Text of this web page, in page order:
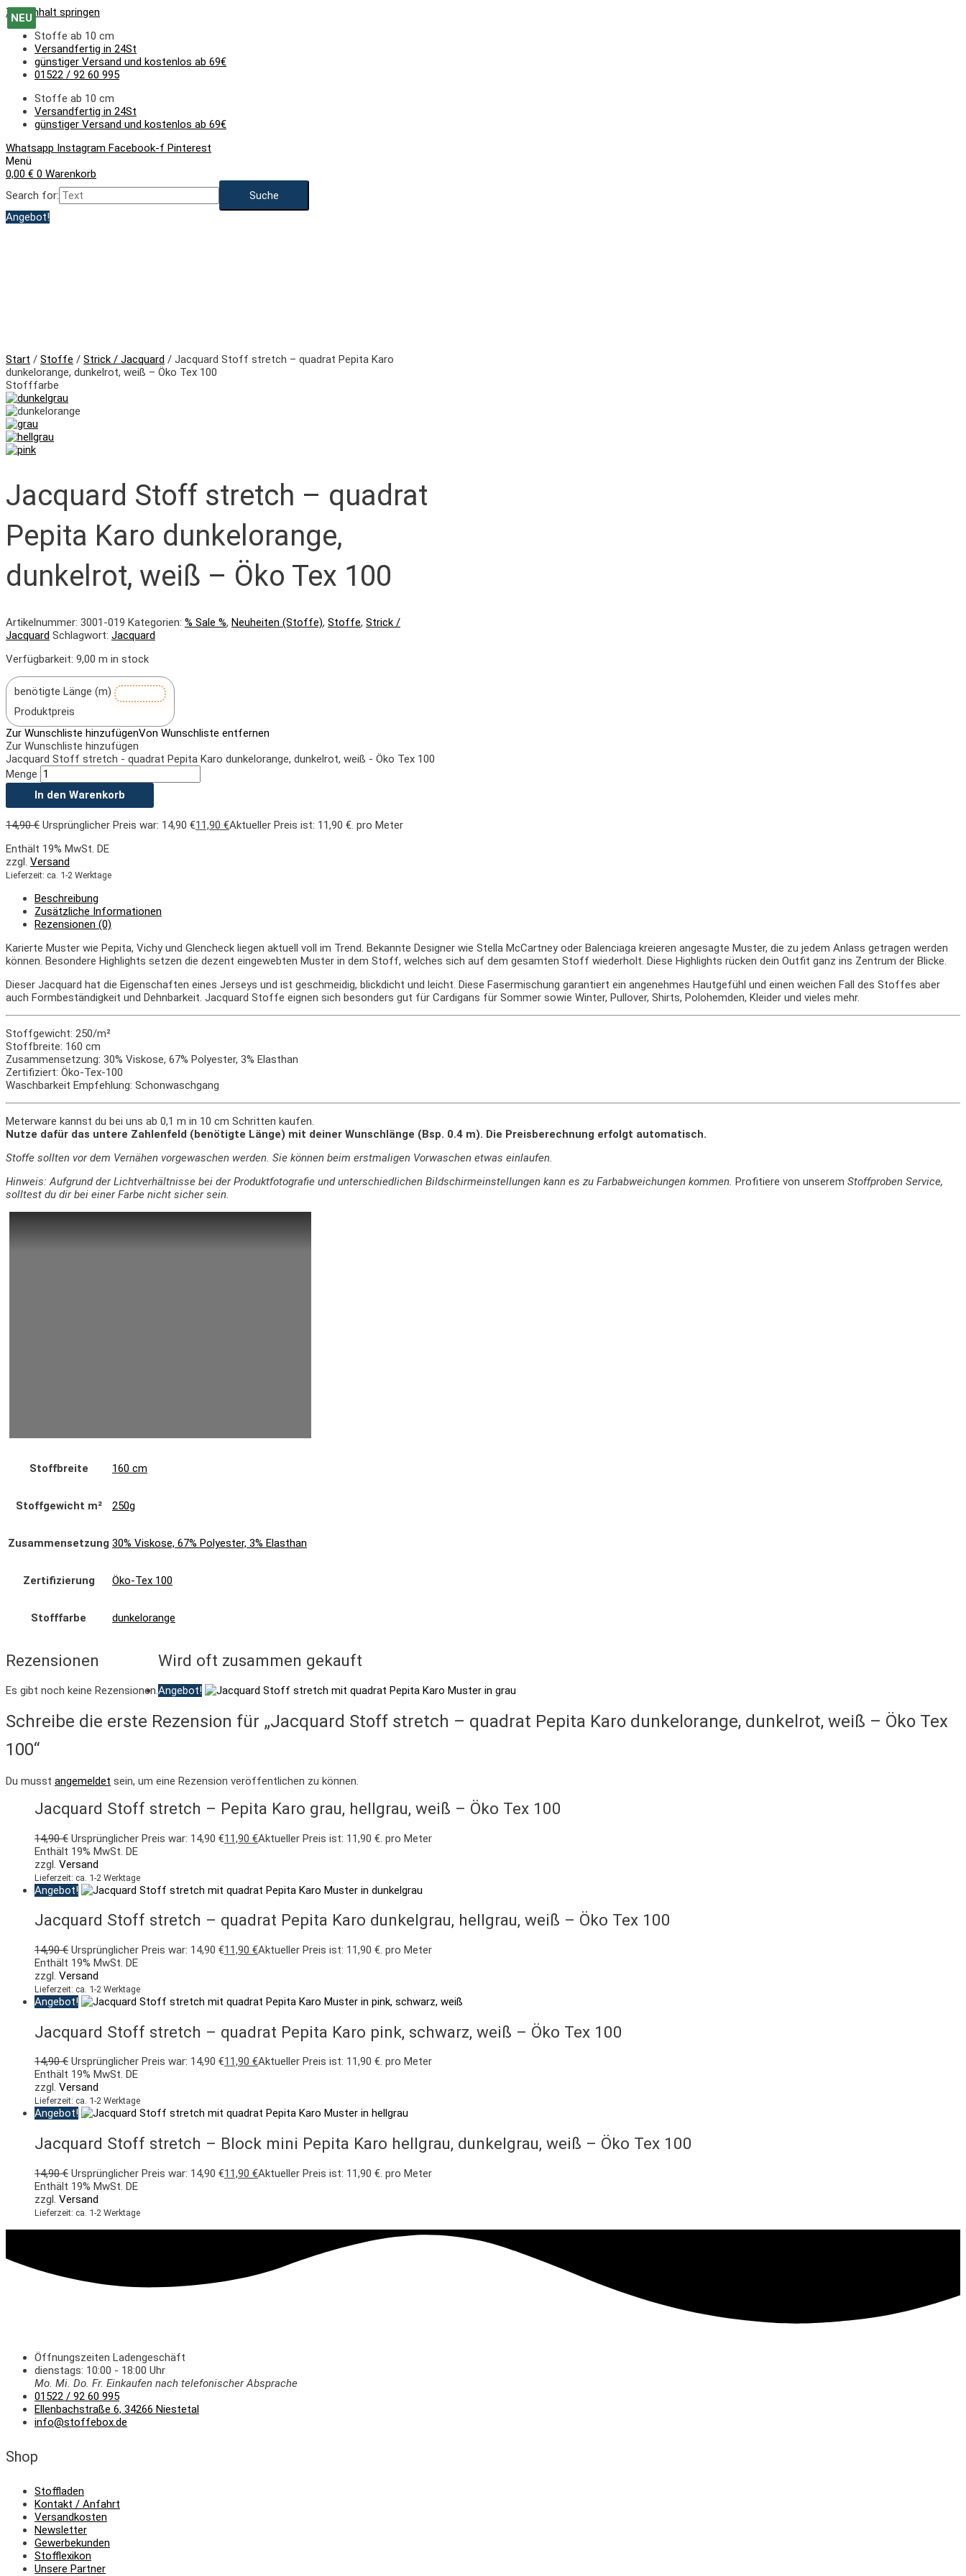
Zum Inhalt springen
Stoffe ab 10 cm
Versandfertig in 24St
günstiger Versand und kostenlos ab 69€
01522 / 92 60 995
Stoffe ab 10 cm
Versandfertig in 24St
günstiger Versand und kostenlos ab 69€
Whatsapp Instagram Facebook-f Pinterest
Menü
0,00 € 0 Warenkorb
Search for:
Angebot!
Start / Stoffe / Strick / Jacquard / Jacquard Stoff stretch – quadrat Pepita Karo
dunkelorange, dunkelrot, weiß – Öko Tex 100
Stofffarbe
Jacquard Stoff stretch – quadrat
Pepita Karo dunkelorange,
dunkelrot, weiß – Öko Tex 100
Artikelnummer: 3001-019 Kategorien: % Sale %, Neuheiten (Stoffe), Stoffe, Strick /
Jacquard Schlagwort: Jacquard
Verfügbarkeit: 9,00 m in stock
benötigte Länge (m)
Produktpreis
Zur Wunschliste hinzufügenVon Wunschliste entfernen
Zur Wunschliste hinzufügen
Jacquard Stoff stretch - quadrat Pepita Karo dunkelorange, dunkelrot, weiß - Öko Tex 100
Menge
In den Warenkorb
14,90€ Ursprünglicher Preis war: 14,90 €11,90 €Aktueller Preis ist: 11,90 €. pro Meter
Enthält 19% MwSt. DE
zzgl. Versand
Lieferzeit: ca. 1-2 Werktage
Beschreibung
Zusätzliche Informationen
Rezensionen (0)
Karierte Muster wie Pepita, Vichy und Glencheck liegen aktuell voll im Trend. Bekannte Designer wie Stella McCartney oder Balenciaga kreieren angesagte Muster, die zu jedem Anlass getragen werden
können. Besondere Highlights setzen die dezent eingewebten Muster in dem Stoff, welches sich auf dem gesamten Stoff wiederholt. Diese Highlights rücken dein Outfit ganz ins Zentrum der Blicke.
Dieser Jacquard hat die Eigenschaften eines Jerseys und ist geschmeidig, blickdicht und leicht. Diese Fasermischung garantiert ein angenehmes Hautgefühl und einen weichen Fall des Stoffes aber
auch Formbeständigkeit und Dehnbarkeit. Jacquard Stoffe eignen sich besonders gut für Cardigans für Sommer sowie Winter, Pullover, Shirts, Polohemden, Kleider und vieles mehr.
Stoffgewicht: 250/m²
Stoffbreite: 160 cm
Zusammensetzung: 30% Viskose, 67% Polyester, 3% Elasthan
Zertifiziert: Öko-Tex-100
Waschbarkeit Empfehlung: Schonwaschgang
Meterware kannst du bei uns ab 0,1 m in 10 cm Schritten kaufen.
Nutze dafür das untere Zahlenfeld (benötigte Länge) mit deiner Wunschlänge (Bsp. 0.4 m). Die Preisberechnung erfolgt automatisch.
Stoffe sollten vor dem Vernähen vorgewaschen werden. Sie können beim erstmaligen Vorwaschen etwas einlaufen.
Hinweis: Aufgrund der Lichtverhältnisse bei der Produktfotografie und unterschiedlichen Bildschirmeinstellungen kann es zu Farbabweichungen kommen. Profitiere von unserem Stoffproben Service,
solltest du dir bei einer Farbe nicht sicher sein.
Stoffbreite 160 cm
Stoffgewicht m² 250g
Zusammensetzung 30% Viskose, 67% Polyester, 3% Elasthan
Zertifizierung Öko-Tex 100
Stofffarbe dunkelorange
Rezensionen
Es gibt noch keine Rezensionen.
Schreibe die erste Rezension für „Jacquard Stoff stretch – quadrat Pepita Karo dunkelorange, dunkelrot, weiß – Öko Tex
100“
Du musst angemeldet sein, um eine Rezension veröffentlichen zu können.
Wird oft zusammen gekauft
Angebot!
NEU
Jacquard Stoff stretch – Pepita Karo grau, hellgrau, weiß – Öko Tex 100
14,90€ Ursprünglicher Preis war: 14,90 €11,90 €Aktueller Preis ist: 11,90 €. pro Meter
Enthält 19% MwSt. DE
zzgl. Versand
Lieferzeit: ca. 1-2 Werktage
Angebot!
NEU
Jacquard Stoff stretch – quadrat Pepita Karo dunkelgrau, hellgrau, weiß – Öko Tex 100
14,90€ Ursprünglicher Preis war: 14,90 €11,90 €Aktueller Preis ist: 11,90 €. pro Meter
Enthält 19% MwSt. DE
zzgl. Versand
Lieferzeit: ca. 1-2 Werktage
Angebot!
NEU
Jacquard Stoff stretch – quadrat Pepita Karo pink, schwarz, weiß – Öko Tex 100
14,90€ Ursprünglicher Preis war: 14,90 €11,90 €Aktueller Preis ist: 11,90 €. pro Meter
Enthält 19% MwSt. DE
zzgl. Versand
Lieferzeit: ca. 1-2 Werktage
Angebot!
NEU
Jacquard Stoff stretch – Block mini Pepita Karo hellgrau, dunkelgrau, weiß – Öko Tex 100
14,90€ Ursprünglicher Preis war: 14,90 €11,90 €Aktueller Preis ist: 11,90 €. pro Meter
Enthält 19% MwSt. DE
zzgl. Versand
Lieferzeit: ca. 1-2 Werktage
Öffnungszeiten Ladengeschäft
dienstags: 10:00 - 18:00 Uhr
Mo. Mi. Do. Fr. Einkaufen nach telefonischer Absprache
01522 / 92 60 995
Ellenbachstraße 6, 34266 Niestetal
info@stoffebox.de
Shop
Stoffladen
Kontakt / Anfahrt
Versandkosten
Newsletter
Gewerbekunden
Stofflexikon
Unsere Partner